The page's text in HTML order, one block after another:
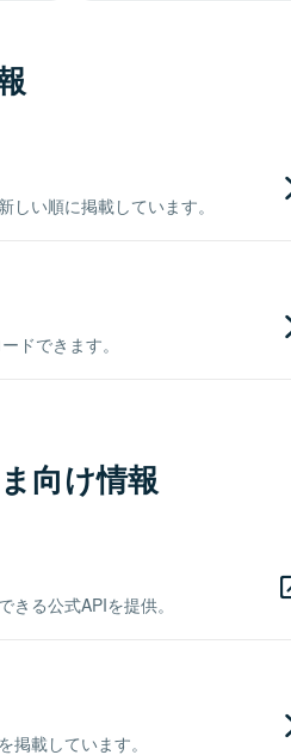
い順に掲載しています。
ドできます。
向け情報
る公式APIを提供。
載しています。